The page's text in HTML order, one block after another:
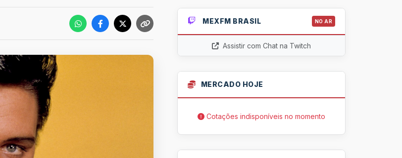
MEXFM BRASIL NO AR
Assistir com Chat na Twitch
MERCADO HOJE
Cotações indisponíveis no momento